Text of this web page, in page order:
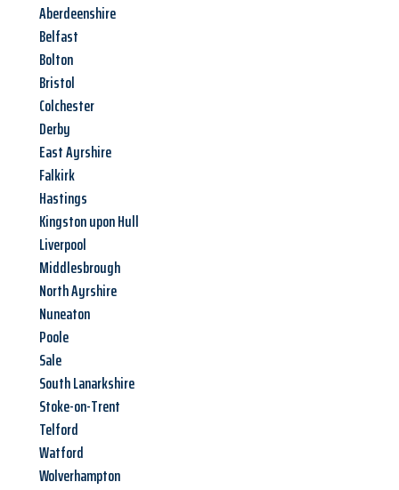
Aberdeenshire
Belfast
Bolton
Bristol
Colchester
Derby
East Ayrshire
Falkirk
Hastings
Kingston upon Hull
Liverpool
Middlesbrough
North Ayrshire
Nuneaton
Poole
Sale
South Lanarkshire
Stoke-on-Trent
Telford
Watford
Wolverhampton